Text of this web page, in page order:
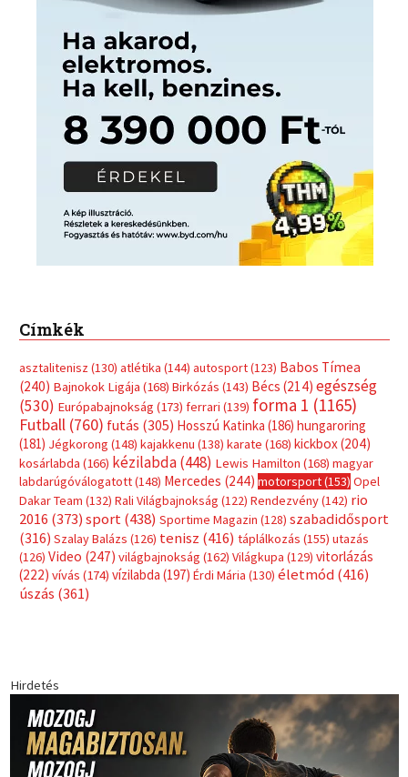
Címkék
asztalitenisz (130) atlétika (144) autosport(123) Babos Tímea
(240) Bajnokok Ligája (168) Birkózás (143) Bécs (214) egészség
(530) Európabajnokság (173) ferrari (139) forma 1 (1165)
Futball (760) futás (305) Hosszú Katinka (186) hungaroring
(181) Jégkorong (148) kajakkenu (138) karate (168) kickbox(204)
kosárlabda (166) kézilabda(448) Lewis Hamilton (168) magyar
labdarúgóválogatott(148) Mercedes (244) motorsport(153) Opel
Dakar Team (132) Rali Világbajnokság (122) Rendezvény(142) rio
2016 (373) sport(438) Sportime Magazin (128) szabadidősport
(316) Szalay Balázs (126) tenisz (416) táplálkozás (155) utazás
(126) Video (247) világbajnokság (162) Világkupa (129) vitorlázás
(222) vívás (174) vízilabda (197) Érdi Mária (130) életmód(416)
úszás (361)
Hirdetés